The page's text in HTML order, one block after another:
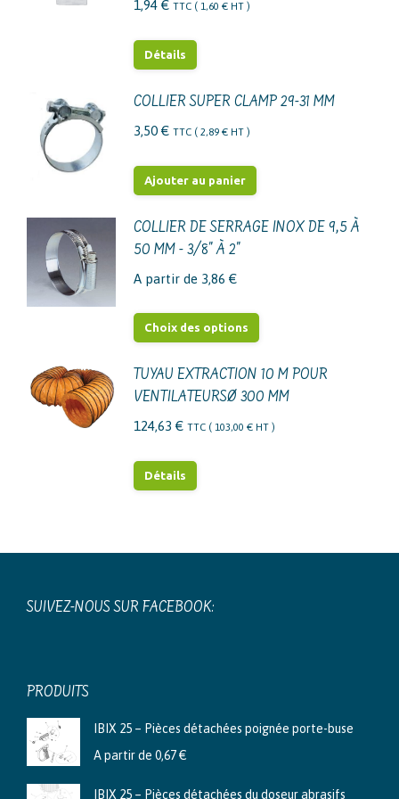
1,94 € TTC ( 1,60 € HT )
Détails
COLLIER SUPER CLAMP 29-31 MM
3,50 € TTC ( 2,89 € HT )
Ajouter au panier
COLLIER DE SERRAGE INOX DE 9,5 À
50 MM - 3/8" À 2"
A partir de 3,86 €
Choix des options
a
plusieurs
variations.
TUYAU EXTRACTION 10 M POUR
VENTILATEURSØ 300 MM
124,63 € TTC ( 103,00 € HT )
Détails
SUIVEZ-NOUS SUR FACEBOOK:
PRODUITS
IBIX 25 – Pièces détachées poignée porte-buse
A partir de 0,67€
IBIX 25 – Pièces détachées du doseur abrasifs